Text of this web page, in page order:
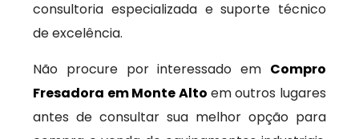
consultoria especializada e suporte técnico
de excelência.
Não procure por interessado em Compro
Fresadora em Monte Alto em outros lugares
antes de consultar sua melhor opção para